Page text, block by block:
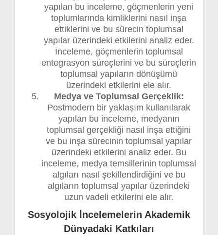
yapılan bu inceleme, göçmenlerin yeni
toplumlarında kimliklerini nasıl inşa
ettiklerini ve bu sürecin toplumsal
yapılar üzerindeki etkilerini analiz eder.
İnceleme, göçmenlerin toplumsal
entegrasyon süreçlerini ve bu süreçlerin
toplumsal yapıların dönüşümü
üzerindeki etkilerini ele alır.
Medya ve Toplumsal Gerçeklik:
Postmodern bir yaklaşım kullanılarak
yapılan bu inceleme, medyanın
toplumsal gerçekliği nasıl inşa ettiğini
ve bu inşa sürecinin toplumsal yapılar
üzerindeki etkilerini analiz eder. Bu
inceleme, medya temsillerinin toplumsal
algıları nasıl şekillendirdiğini ve bu
algıların toplumsal yapılar üzerindeki
uzun vadeli etkilerini ele alır.
Sosyolojik İncelemelerin Akademik
Dünyadaki Katkıları